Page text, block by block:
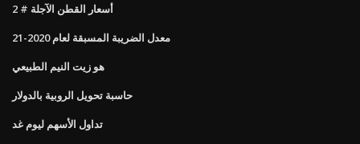
أسعار القطن الآجلة # 2
معدل الضريبة المسبقة لعام 2020-21
هو زيت النيم الطبيعي
حاسبة تحويل الروبية بالدولار
تداول الأسهم ليوم غد